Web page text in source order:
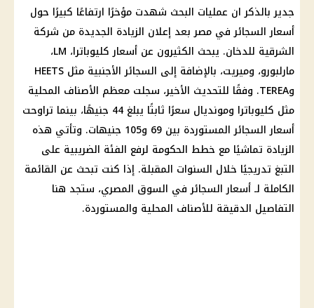
جدير بالذكر ان عمليات البحث شهدت مؤخرًا ارتفاعًا كبيرًا حول
أسعار السجائر في مصر بعد إعلان الزيادة الجديدة من شركة
الشرقية للدخان. يبحث الكثيرون عن أسعار كليوباترا، LM،
مارلبورو، وميريت، بالإضافة إلى السجائر الأجنبية مثل HEETS
وTEREA. وفقًا للتحديث الأخير، سجلت معظم الأصناف المحلية
مثل كليوباترا ومونديال سعرًا ثابتًا يبلغ 44 جنيهًا، بينما تراوحت
أسعار السجائر المستوردة بين 69 و105 جنيهات. وتأتي هذه
الزيادة تماشيًا مع خطط الحكومة لرفع الفئة الضريبية على
التبغ تدريجيًا خلال السنوات المقبلة. إذا كنت تبحث عن القائمة
الكاملة لـ أسعار السجائر في السوق المصري، ستجد هنا
التفاصيل الدقيقة للأصناف المحلية والمستوردة.